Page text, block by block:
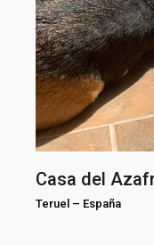
Casa del
Teruel – España